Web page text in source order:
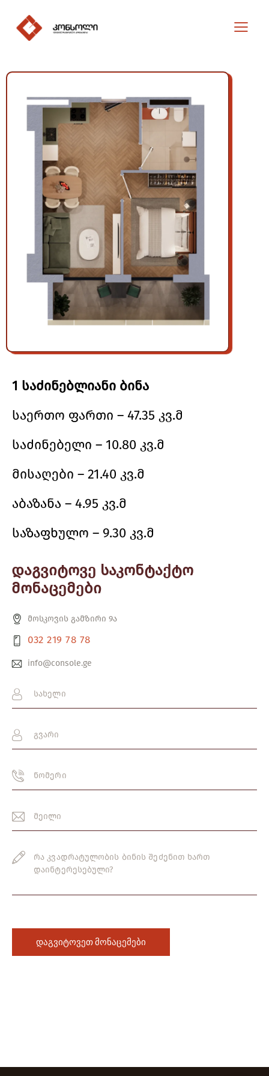
1 საძინებლიანი ბინა
საერთო ფართი – 47.35 კვ.მ
საძინებელი – 10.80 კვ.მ
მისაღები – 21.40 კვ.მ
აბაზანა – 4.95 კვ.მ
საზაფხულო – 9.30 კვ.მ
დაგვიტოვე საკონტაქტო
მონაცემები
მოსკოვის გამზირი 9ა
032 219 78 78
info@console.ge